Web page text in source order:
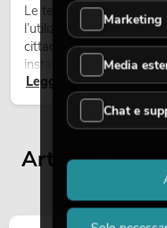
Le teste mobili outdoor
l’utilizzo all’aperto.
cittadine, concerti
installazioni temporanee
Leggi ora
Articoli
Marketing
Media
Chat e